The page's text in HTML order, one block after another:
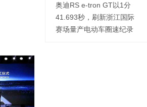
奥迪RS e-tron GT以1分
41.693秒，刷新浙江国际
赛场量产电动车圈速纪录